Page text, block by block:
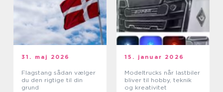
31. maj 2026
Flagstang sådan vælger
du den rigtige til din
grund
15. januar 2026
Modeltrucks når lastbiler
bliver til hobby, teknik
og kreativitet